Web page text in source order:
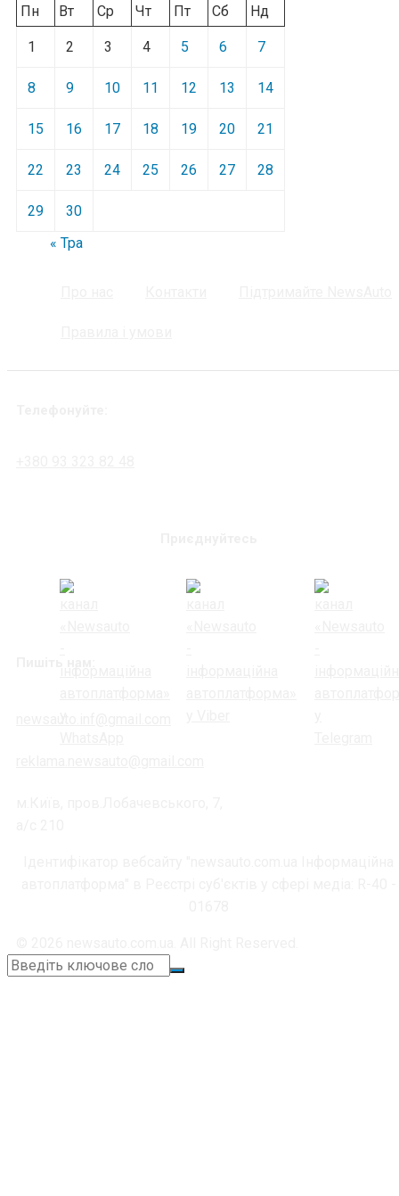
Пн
Вт Ср Чт Пт Сб Нд
1 2 3 4 5 6 7
8 9 10 11 12 13 14
15 16 17 18 19 20 21
22 23 24 25 26 27 28
29
30
« Тра